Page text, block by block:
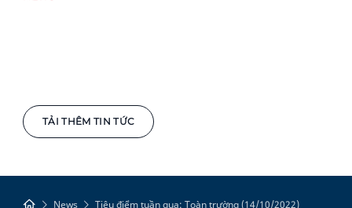
TẢI THÊM TIN TỨC
News Tiêu điểm tuần qua: Toàn trường (14/10/2022)